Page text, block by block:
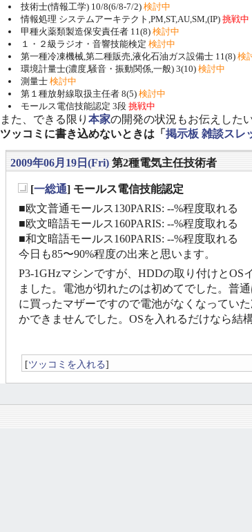
技術士(情報工学) 10/8(6/8-7/2) 検討中
情報処理 システムアーキテクト,PM,ST,AU,SM,(IP) 挑戦中
甲種火薬類製造保安責任者 11(8) 検討中
１・２級ラジオ・音響技能検定 検討中
第一種冷凍機械,第二種販売,液化石油ガス設備士 11(8) 検
環境計量士(濃度,騒音・振動関係,一般) 3(10) 検討中
測量士 検討中
第１種放射線取扱主任者 8(5) 検討中
モールス電信技能認定 3段 挑戦中
また、できる限り 本家の開発の状況もお伝えした
ツッコミに書き込めないときは「 掲示板 雑談スレ
2009年06月19日(Fri) 第2種電気主任技術者
[一総通] モールス電信技能認定
■欧文普通モールス130PARIS: --%程度取れる
■欧文暗語モールス160PARIS: --%程度取れる
■和文暗語モールス160PARIS: --%程度取れる
今日も85〜90%程度の出来と思います。
P3-1GHzマシンですが、HDDの取り付けと
ました。電池が切れたのは初めてでした。普
に買ったマザーですので電池がなくなってい
かできませんでした。OSを入れるだけなら結
[ツッコミを入れる]